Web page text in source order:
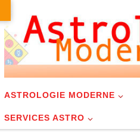
ASTROLOGIE MODERNE
SERVICES ASTRO